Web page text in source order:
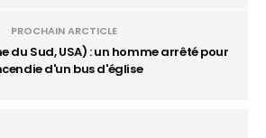
PROCHAIN ARCTICLE
du Sud, USA) : un homme arrêté pour
d'un bus d'église